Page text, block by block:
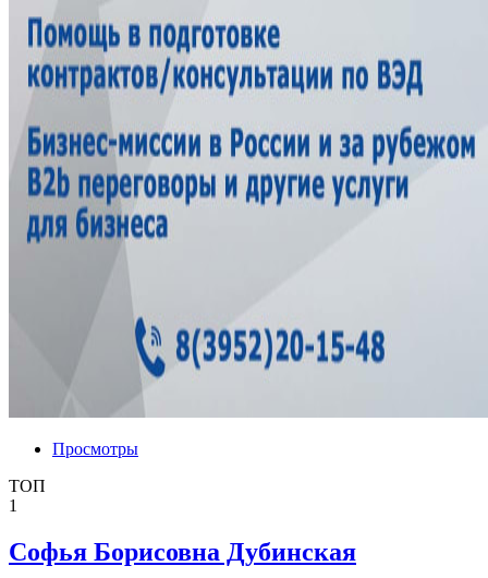
Просмотры
ТОП
1
Софья Борисовна Дубинская